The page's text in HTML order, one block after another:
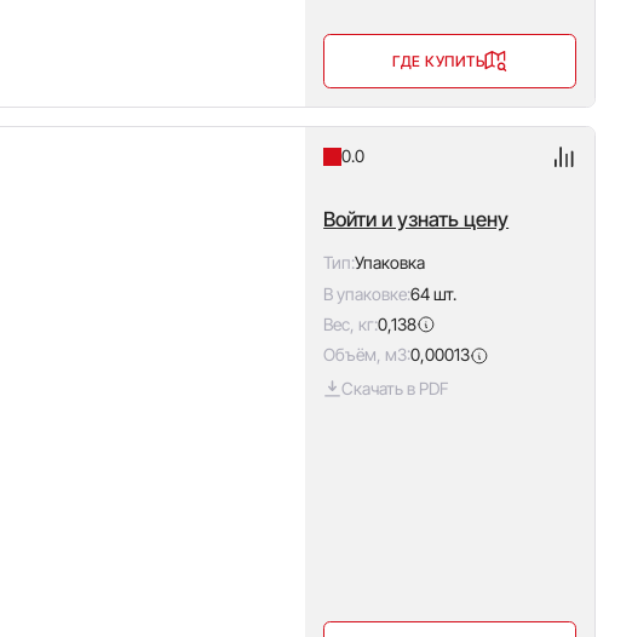
ГДЕ КУПИТЬ
0.0
Войти и узнать цену
Тип:Упаковка
В упаковке:64 шт.
Вес, кг:0,138
Объём, м3:0,00013
Скачать в PDF